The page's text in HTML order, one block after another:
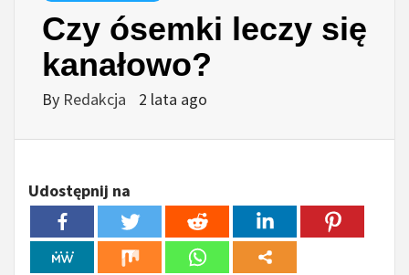
Czy ósemki leczy się
kanałowo?
By Redakcja 2 lata ago
Udostępnij na